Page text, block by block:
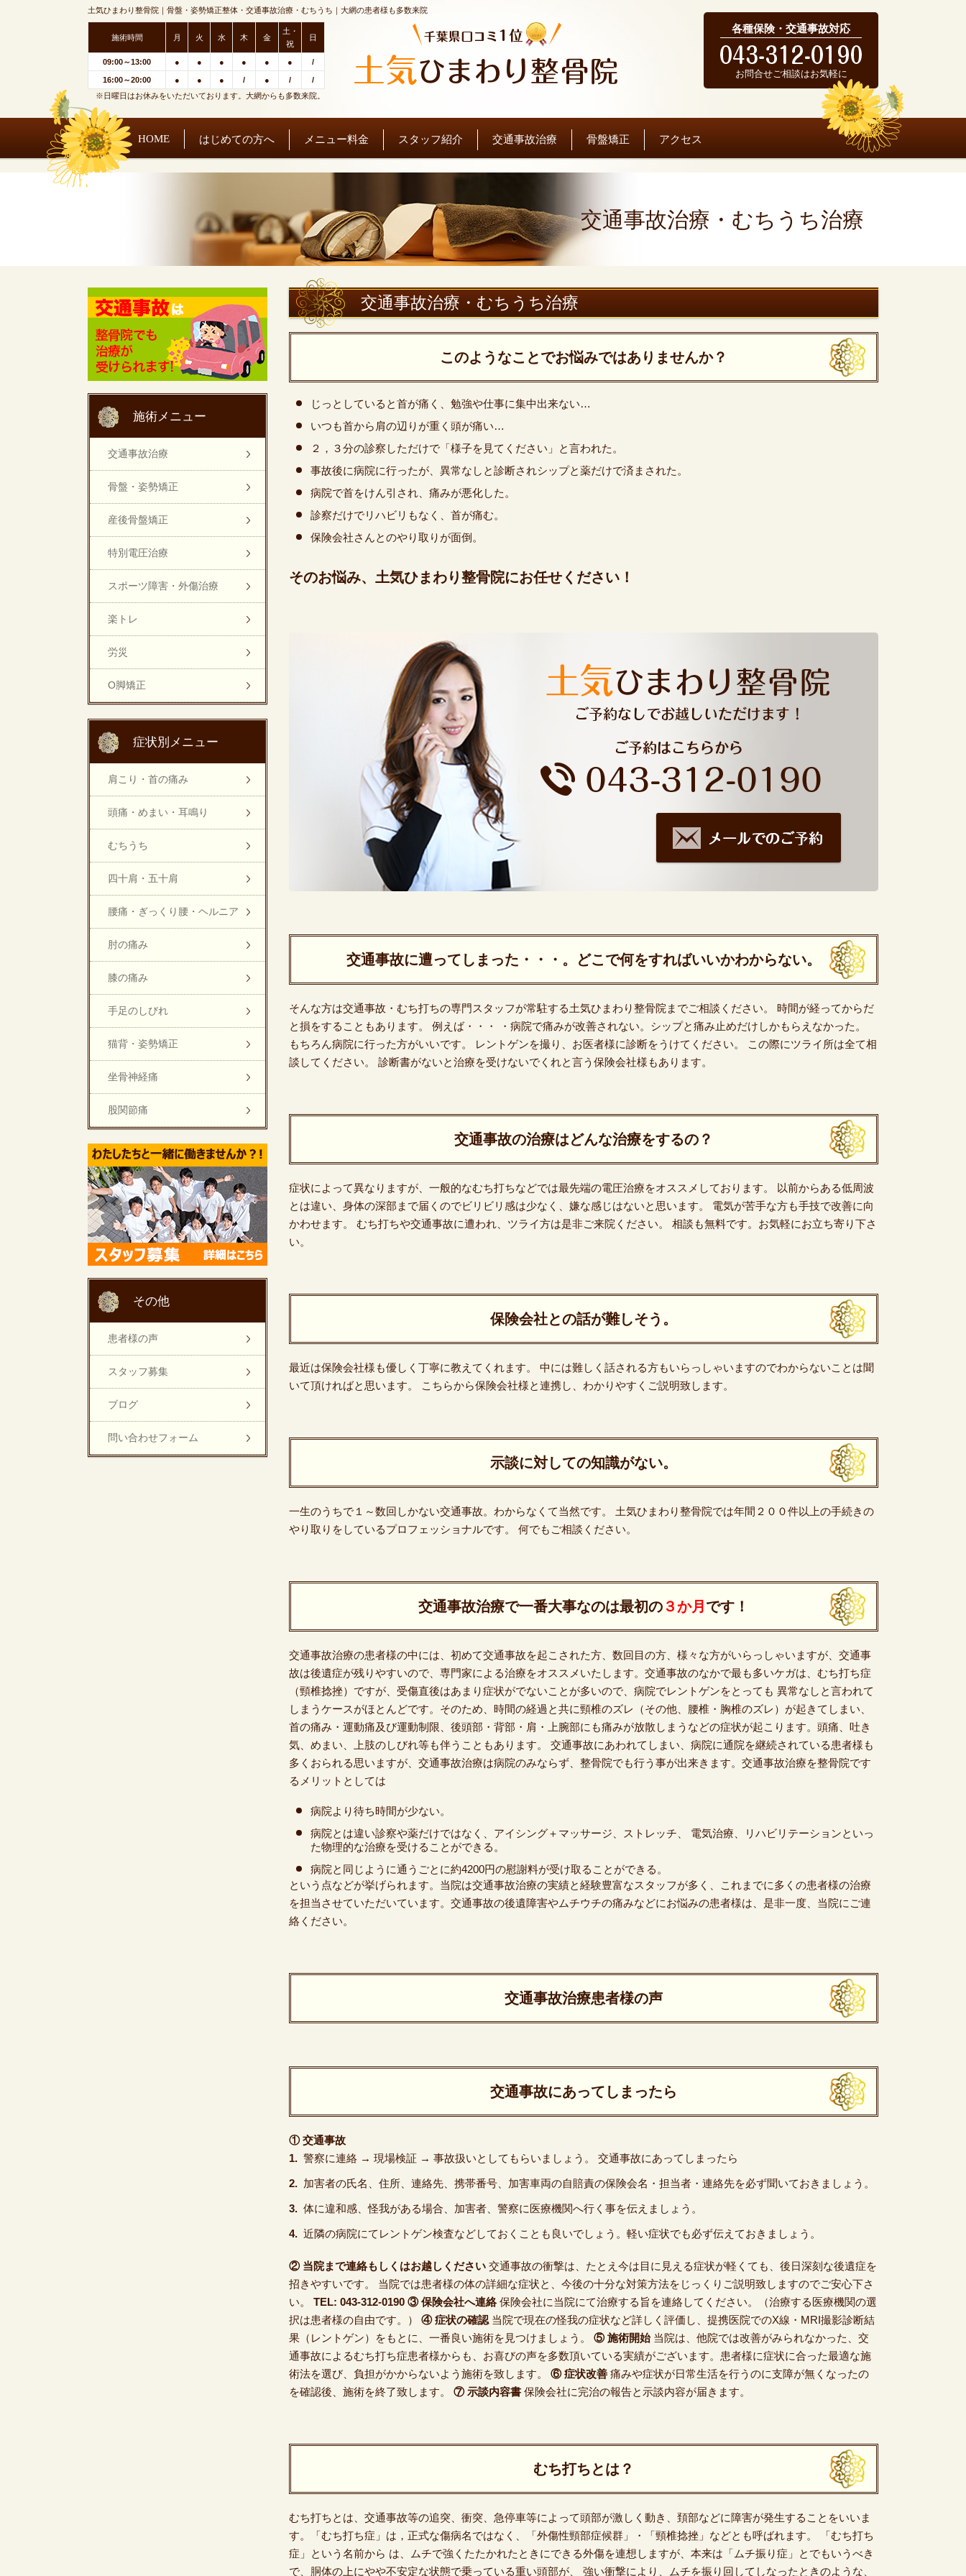
土気ひまわり整骨院｜骨盤・姿勢矯正整体・交通事故治療・むちうち｜大網の患者様も多数来院
施術時間 月 火 水 木 金
土・
祝
日
09:00～13:00 ● ● ● ● ● ● /
16:00～20:00 ● ● ● / ● /
/
※日曜日はお休みをいただいております。大網からも多数来院。
各種保険・交通事故対応
お問合せご相談はお気軽に
HOME はじめての方へ メニュー料金 スタッフ紹介 交通事故治療 骨盤矯正 アクセス
交通事故治療・むちうち治療
交通事故治療・むちうち治療
このようなことでお悩みではありませんか？
じっとしていると首が痛く、勉強や仕事に集中出来ない…
いつも首から肩の辺りが重く頭が痛い…
２，３分の診察しただけで「様子を見てください」と言われた。
事故後に病院に行ったが、異常なしと診断されシップと薬だけで済まされた。
病院で首をけん引され、痛みが悪化した。
診察だけでリハビリもなく、首が痛む。
保険会社さんとのやり取りが面倒。
そのお悩み、土気ひまわり整骨院にお任せください！
交通事故に遭ってしまった・・・。どこで何をすればいいかわからない。
そんな方は交通事故・むち打ちの専門スタッフが常駐する土気ひまわり整骨院までご相談ください。 時間が経ってからだ
と損をすることもあります。 例えば・・・ ・病院で痛みが改善されない。シップと痛み止めだけしかもらえなかった。
もちろん病院に行った方がいいです。 レントゲンを撮り、お医者様に診断をうけてください。 この際にツライ所は全て相
談してください。 診断書がないと治療を受けないでくれと言う保険会社様もあります。
交通事故の治療はどんな治療をするの？
症状によって異なりますが、一般的なむち打ちなどでは最先端の電圧治療をオススメしております。 以前からある低周波
とは違い、身体の深部まで届くのでビリビリ感は少なく、嫌な感じはないと思います。 電気が苦手な方も手技で改善に向
かわせます。 むち打ちや交通事故に遭われ、ツライ方は是非ご来院ください。 相談も無料です。お気軽にお立ち寄り下さ
い。
保険会社との話が難しそう。
最近は保険会社様も優しく丁寧に教えてくれます。 中には難しく話される方もいらっしゃいますのでわからないことは聞
いて頂ければと思います。 こちらから保険会社様と連携し、わかりやすくご説明致します。
示談に対しての知識がない。
一生のうちで１～数回しかない交通事故。わからなくて当然です。 土気ひまわり整骨院では年間２００件以上の手続きの
やり取りをしているプロフェッショナルです。 何でもご相談ください。
交通事故治療で一番大事なのは最初の３か月 です！
交通事故治療の患者様の中には、初めて交通事故を起こされた方、数回目の方、様々な方がいらっしゃいますが、交通事
故は後遺症が残りやすいので、専門家による治療をオススメいたします。交通事故のなかで最も多いケガは、むち打ち症
（頸椎捻挫）ですが、受傷直後はあまり症状がでないことが多いので、病院でレントゲンをとっても 異常なしと言われて
しまうケースがほとんどです。そのため、時間の経過と共に頸椎のズレ（その他、腰椎・胸椎のズレ）が起きてしまい、
首の痛み・運動痛及び運動制限、後頭部・背部・肩・上腕部にも痛みが放散しまうなどの症状が起こります。頭痛、吐き
気、めまい、上肢のしびれ等も伴うこともあります。 交通事故にあわれてしまい、病院に通院を継続されている患者様も
多くおられる思いますが、交通事故治療は病院のみならず、整骨院でも行う事が出来きます。交通事故治療を整骨院です
るメリットとしては
病院より待ち時間が少ない。
病院とは違い診察や薬だけではなく、アイシング＋マッサージ、ストレッチ、 電気治療、リハビリテーションといっ
た物理的な治療を受けることができる。
病院と同じように通うごとに約4200円の慰謝料が受け取ることができる。
という点などが挙げられます。当院は交通事故治療の実績と経験豊富なスタッフが多く、これまでに多くの患者様の治療
を担当させていただいています。交通事故の後遺障害やムチウチの痛みなどにお悩みの患者様は、是非一度、当院にご連
絡ください。
交通事故治療患者様の声
交通事故にあってしまったら
① 交通事故
警察に連絡 → 現場検証 → 事故扱いとしてもらいましょう。 交通事故にあってしまったら
加害者の氏名、住所、連絡先、携帯番号、加害車両の自賠責の保険会名・担当者・連絡先を必ず聞いておきましょう。
体に違和感、怪我がある場合、加害者、警察に医療機関へ行く事を伝えましょう。
近隣の病院にてレントゲン検査などしておくことも良いでしょう。軽い症状でも必ず伝えておきましょう。
② 当院まで連絡もしくはお越しください 交通事故の衝撃は、たとえ今は目に見える症状が軽くても、後日深刻な後遺症を
招きやすいです。 当院では患者様の体の詳細な症状と、今後の十分な対策方法をじっくりご説明致しますのでご安心下さ
い。 TEL: 043-312-0190 ③ 保険会社へ連絡保険会社に当院にて治療する旨を連絡してください。（治療する医療機関の選
択は患者様の自由です。） ④ 症状の確認 当院で現在の怪我の症状など詳しく評価し、提携医院でのX線・MRI撮影診断結
果（レントゲン）をもとに、一番良い施術を見つけましょう。 ⑤ 施術開始 当院は、他院では改善がみられなかった、交
通事故によるむち打ち症患者様からも、お喜びの声を多数頂いている実績がございます。患者様に症状に合った最適な施
術法を選び、負担がかからないよう施術を致します。 ⑥ 症状改善 痛みや症状が日常生活を行うのに支障が無くなったの
を確認後、施術を終了致します。 ⑦ 示談内容書 保険会社に完治の報告と示談内容が届きます。
むち打ちとは？
むち打ちとは、交通事故等の追突、衝突、急停車等によって頭部が激しく動き、頚部などに障害が発生することをいいま
す。「むち打ち症」は，正式な傷病名ではなく、「外傷性頸部症候群」・「頸椎捻挫」などとも呼ばれます。 「むち打ち
症」という名前から は、ムチで強くたたかれたときにできる外傷を連想しますが、本来は「ムチ振り症」とでもいうべき
で、胴体の上にやや不安定な状態で乗っている重い頭部が、 強い衝撃により、ムチを振り回してしなったときのような、
施術メニュー
交通事故治療
骨盤・姿勢矯正
産後骨盤矯正
特別電圧治療
スポーツ障害・外傷治療
楽トレ
労災
O脚矯正
症状別メニュー
肩こり・首の痛み
頭痛・めまい・耳鳴り
むちうち
四十肩・五十肩
腰痛・ぎっくり腰・ヘルニア
肘の痛み
膝の痛み
手足のしびれ
猫背・姿勢矯正
坐骨神経痛
股関節痛
その他
患者様の声
スタッフ募集
ブログ
問い合わせフォーム